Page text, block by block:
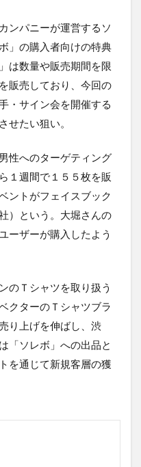
ンパニーが運営するソ
」の購入者向けの特典
は数量や販売期間を限
販売しており、今回の
・サイン会を開催する
せたい狙い。
性へのターゲティング
１週間で１５５枚を販
ントがフェイスブック
）という。大堀さんの
ーザーが購入したよう
のＴシャツを取り扱う
クターのＴシャツブラ
り上げを伸ばし、渋
「ソレボ」への出品と
を通じて新規客層の獲